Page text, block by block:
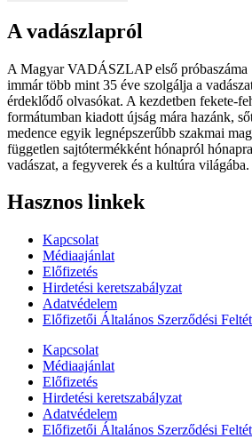
A vadászlapról
A Magyar VADÁSZLAP első próbaszáma
immár több mint 35 éve szolgálja a
érdeklődő olvasókat. A kezdetben fekete-
formátumban kiadott újság mára hazánk,
medence egyik legnépszerűbb szakmai
független sajtótermékként hónapról
vadászat, a fegyverek és a kultúra világába.
Hasznos linkek
Kapcsolat
Médiaajánlat
Előfizetés
Hirdetési keretszabályzat
Adatvédelem
Előfizetői Általános Szerződési
Kapcsolat
Médiaajánlat
Előfizetés
Hirdetési keretszabályzat
Adatvédelem
Előfizetői Általános Szerződési